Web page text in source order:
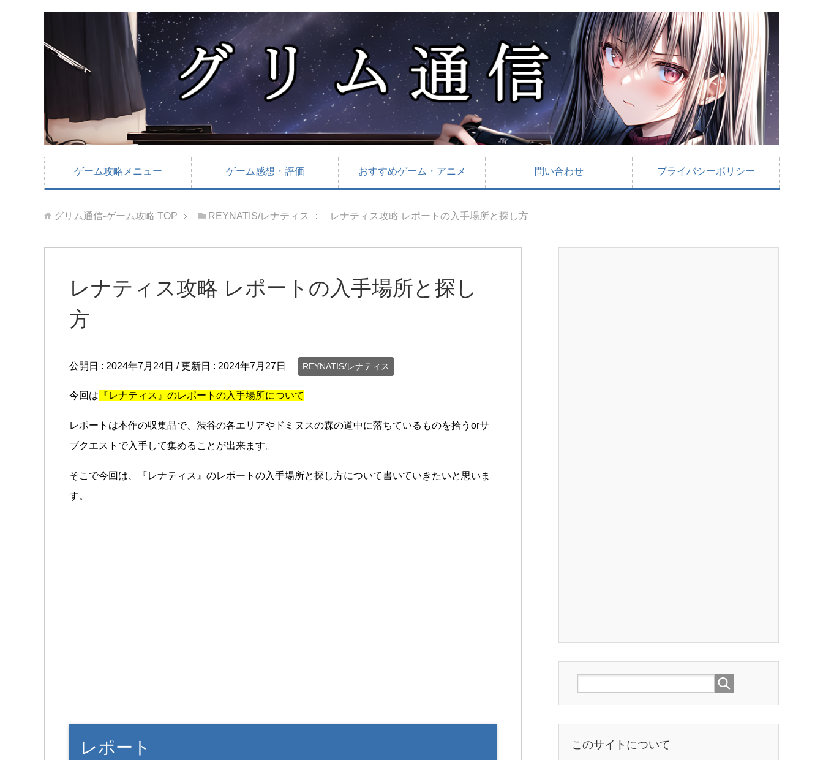
ゲーム攻略メニュー ゲーム感想・評価 おすすめゲーム・アニメ 問い合わせ プライバシーポリシー
グリム通信-ゲーム攻略 TOP REYNATIS/レナティス レナティス攻略 レポートの入手場所と探し方
レナティス攻略 レポートの入手場所と探し
方
公開日 : 2024年7月24日 / 更新日 : 2024年7月27日 REYNATIS/レナティス
今回は 『レナティス』のレポートの入手場所について
レポートは本作の収集品で、渋谷の各エリアやドミヌスの森の道中に落ちているものを拾うorサ
ブクエストで入手して集めることが出来ます。
そこで今回は、『レナティス』のレポートの入手場所と探し方について書いていきたいと思いま
す。
レポート このサイトについて